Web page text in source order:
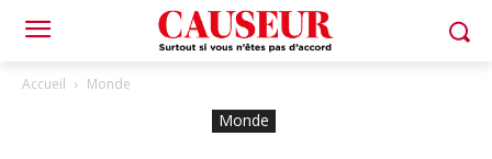
Accueil Monde
Monde